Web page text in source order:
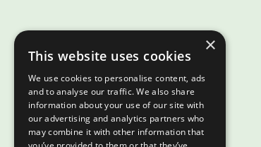
×
This website uses cookies
We use cookies to personalise content, ads
and to analyse our traffic. We also share
information about your use of our site with
our advertising and analytics partners who
may combine it with other information that